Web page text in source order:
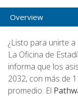
Overview
¿Listo para unirte
La Oficina de
informa que los
2032, con más de
promedio. El